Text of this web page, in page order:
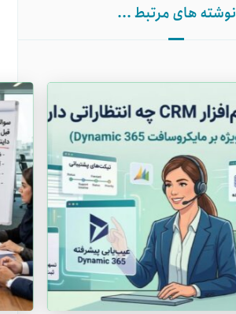
نوشته های مرتبط ...